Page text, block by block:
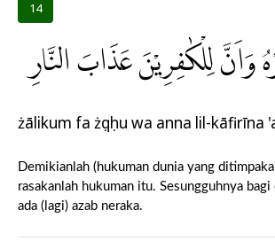
14
وَاَنَّ لِلْكٰفِرِيْنَ عَذَابَ النَّارِ
żālikum fa żụqụhu wa anna lil-kāfirīna
Demikianlah (hukuman dunia yang
rasakanlah hukuman itu. Sesungguhnya
ada (lagi) azab neraka.